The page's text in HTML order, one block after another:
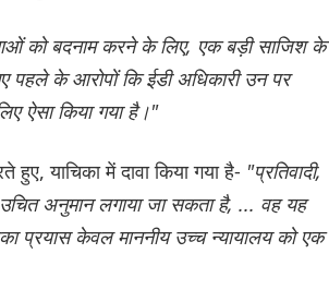
को बदनाम करने के लिए, एक बड़ी साजिश के
पहले के आरोपों कि ईडी अध‌िकारी उन पर
ऐसा किया गया है।"
याचिका में दावा किया गया है-
अनुमान लगाया जा सकता है, ... वह यह
केवल माननीय उच्च न्यायालय को एक